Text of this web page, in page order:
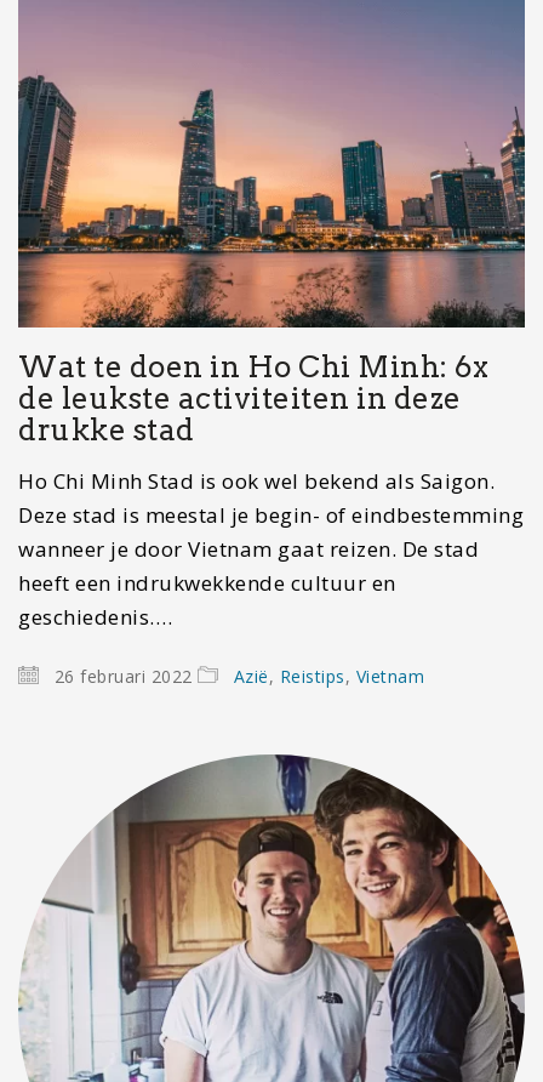
Wat te doen in Ho Chi Minh: 6x
de leukste activiteiten in deze
drukke stad
Ho Chi Minh Stad is ook wel bekend als Saigon.
Deze stad is meestal je begin- of eindbestemming
wanneer je door Vietnam gaat reizen. De stad
heeft een indrukwekkende cultuur en
geschiedenis.…
26 februari 2022 Azië, Reistips, Vietnam